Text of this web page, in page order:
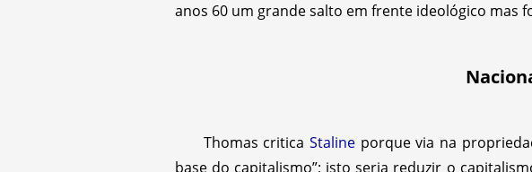
anos 60 um grande salto em frente ideológico mas
Thomas critica Stalineporque via na
base do capitalismo”; isto seria reduzir o